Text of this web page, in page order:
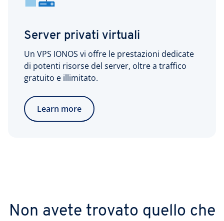
Server privati virtuali
Un VPS IONOS vi offre le prestazioni dedicate
di potenti risorse del server, oltre a traffico
gratuito e illimitato.
Learn more
Non avete trovato quello che